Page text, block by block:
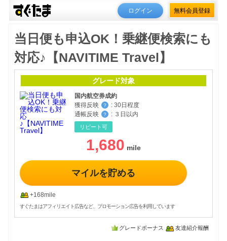
ログイン 無料会員登録
当日便も申込OK！乗継便検索にも
対応♪【NAVITIME Travel】
グレード対象
国内航空券成約
獲得反映
？ : 30日程度
通帳反映
？ : ３日以内
リピート可
1,680
マイルを貯める
+168mile
すぐたまはアフィリエイト広告など、プロモーション広告を利用しています
グレードボーナス 友達紹介報酬